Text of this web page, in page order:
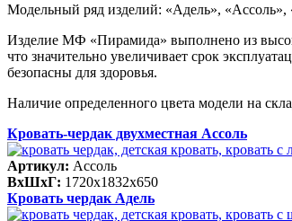
Модельный ряд изделий: «Адель», «Ассоль»,
Изделие МФ «Пирамида» выполнено из
что значительно увеличивает срок
безопасны для здоровья.
Наличие определенного цвета модели на
Кровать-чердак двухместная Ассоль
Артикул: Ассоль
ВхШхГ: 1720х1832х650
Кровать чердак Адель